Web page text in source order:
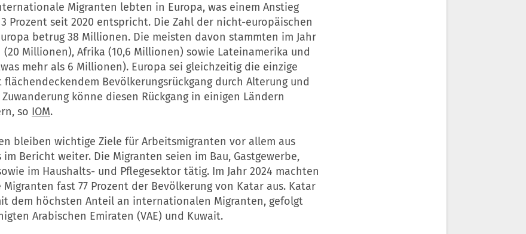
Migranten lebten in Europa, was einem Anstieg
Prozent seit 2020 entspricht. Die Zahl der nicht-europäischen
betrug 38 Millionen. Die meisten davon stammten im Jahr
(20 Millionen), Afrika (10,6 Millionen) sowie Lateinamerika und
mehr als 6 Millionen). Europa sei gleichzeitig die einzige
Bevölkerungsrückgang durch Alterung und
könne diesen Rückgang in einigen Ländern
so IOM.
bleiben wichtige Ziele für Arbeitsmigranten vor allem aus
im Bericht weiter. Die Migranten seien im Bau, Gastgewerbe,
im Haushalts- und Pflegesektor tätig. Im Jahr 2024 machten
fast 77 Prozent der Bevölkerung von Katar aus. Katar
dem höchsten Anteil an internationalen Migranten, gefolgt
Arabischen Emiraten (VAE) und Kuwait.